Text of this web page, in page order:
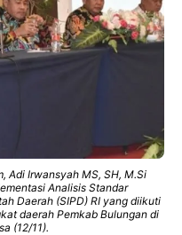
Adi Irwansyah MS, SH, M.Si
Analisis Standar
Daerah (SIPD) RI yang diikuti
daerah Pemkab Bulungan di
(12/11).